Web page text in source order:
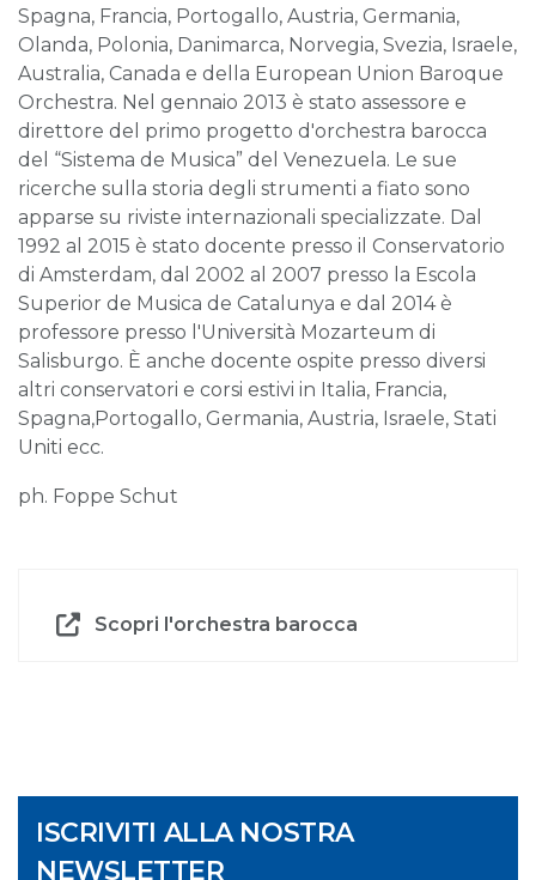
Spagna, Francia, Portogallo, Austria, Germania,
Olanda, Polonia, Danimarca, Norvegia, Svezia, Israele,
Australia, Canada e della European Union Baroque
Orchestra. Nel gennaio 2013 è stato assessore e
direttore del primo progetto d'orchestra barocca
del “Sistema de Musica” del Venezuela. Le sue
ricerche sulla storia degli strumenti a fiato sono
apparse su riviste internazionali specializzate. Dal
1992 al 2015 è stato docente presso il Conservatorio
di Amsterdam, dal 2002 al 2007 presso la Escola
Superior de Musica de Catalunya e dal 2014 è
professore presso l'Università Mozarteum di
Salisburgo. È anche docente ospite presso diversi
altri conservatori e corsi estivi in Italia, Francia,
Spagna,Portogallo, Germania, Austria, Israele, Stati
Uniti ecc.
ph. Foppe Schut
Scopri l'orchestra barocca
ISCRIVITI ALLA NOSTRA
NEWSLETTER